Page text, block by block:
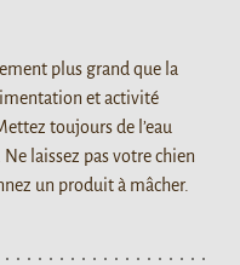
plus grand que la
et activité
toujours de l’eau
laissez pas votre chien
un produit à mâcher.